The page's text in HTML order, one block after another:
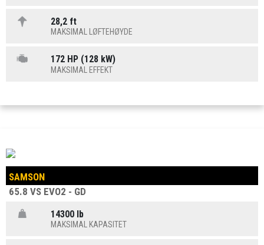
28,2 ft
MAKSIMAL LØFTEHØYDE
172 HP (128 kW)
MAKSIMAL EFFEKT
SAMSON
65.8 VS EVO2 - GD
14300 lb
MAKSIMAL KAPASITET